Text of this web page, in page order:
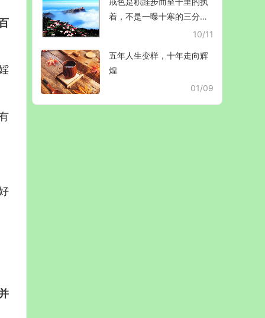
着，不是一曝十寒的三分钟
10/11
五年人生变样，十年走向辉
煌
01/09